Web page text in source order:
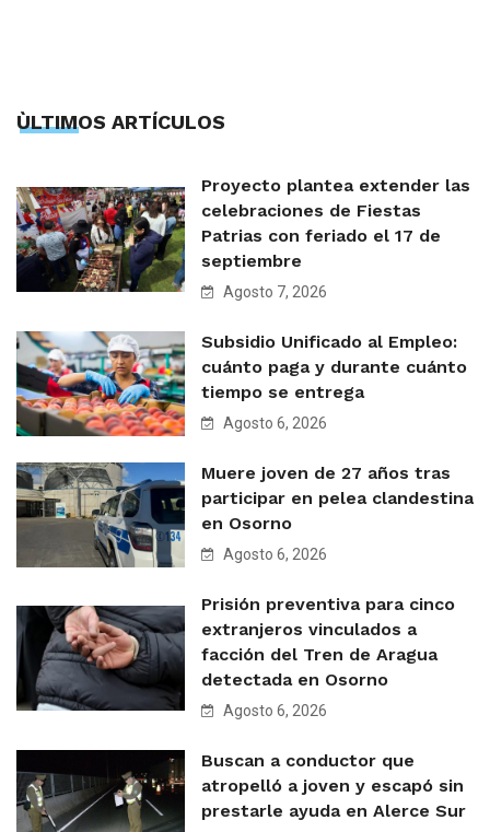
ÙLTIMOS ARTÍCULOS
Proyecto plantea extender las
celebraciones de Fiestas
Patrias con feriado el 17 de
septiembre
Agosto 7, 2026
Subsidio Unificado al Empleo:
cuánto paga y durante cuánto
tiempo se entrega
Agosto 6, 2026
Muere joven de 27 años tras
participar en pelea clandestina
en Osorno
Agosto 6, 2026
Prisión preventiva para cinco
extranjeros vinculados a
facción del Tren de Aragua
detectada en Osorno
Agosto 6, 2026
Buscan a conductor que
atropelló a joven y escapó sin
prestarle ayuda en Alerce Sur